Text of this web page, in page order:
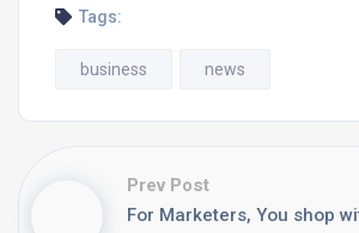
Tags:
business news
Prev Post
For Marketers, You shop